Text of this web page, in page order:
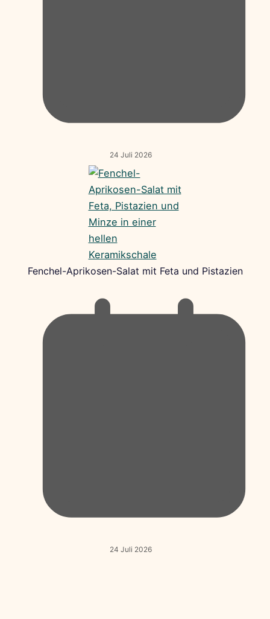
24 Juli 2026
Fenchel-Aprikosen-Salat mit Feta und Pistazien
24 Juli 2026